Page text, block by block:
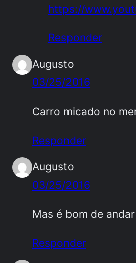
https://
Responder
Augusto
03/25/2016
Carro micado no
Responder
Augusto
03/25/2016
Mas é bom de
Responder